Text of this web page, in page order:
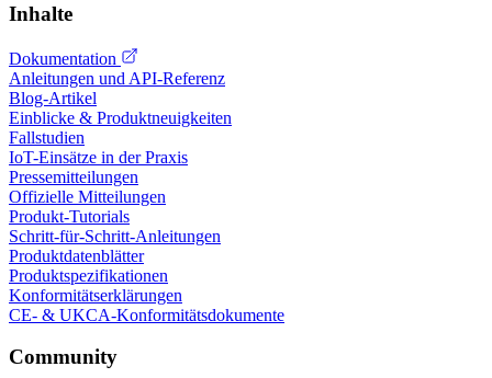
Inhalte
Dokumentation
Anleitungen und API-Referenz
Blog-Artikel
Einblicke & Produktneuigkeiten
Fallstudien
IoT-Einsätze in der Praxis
Pressemitteilungen
Offizielle Mitteilungen
Produkt-Tutorials
Schritt-für-Schritt-Anleitungen
Produktdatenblätter
Produktspezifikationen
Konformitätserklärungen
CE- & UKCA-Konformitätsdokumente
Community